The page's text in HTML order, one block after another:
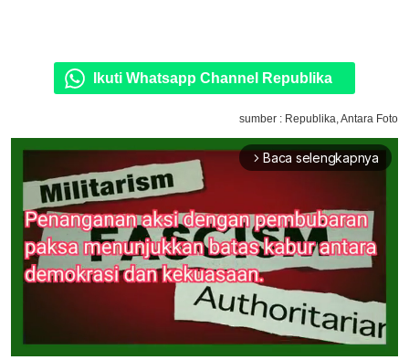
Ikuti Whatsapp Channel Republika
sumber : Republika, Antara Foto
arrow_forward_ios Baca selengkapnya